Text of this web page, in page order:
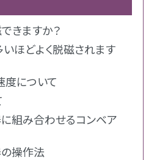
きますか？
ほどよく脱磁されます
について
組み合わせるコンベア
操作法